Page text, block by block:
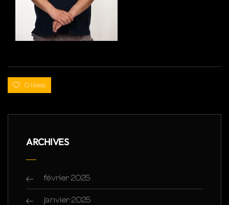
0 likes
ARCHIVES
février 2025
janvier 2025